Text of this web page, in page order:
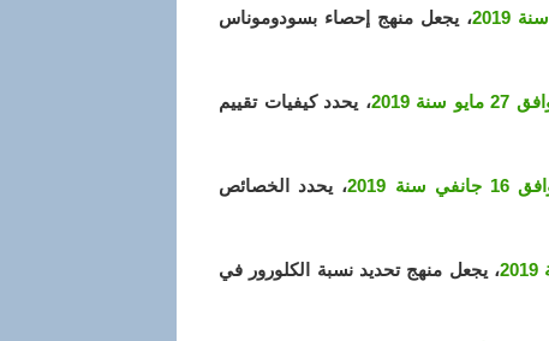
، يجعل منهج إحصاء بسودوموناس
، يحدد كيفيات تقييم
، يحدد الخصائص
، يجعل منهج تحديد نسبة الكلورور في